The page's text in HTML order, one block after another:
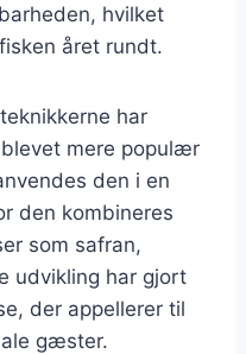
hvilket
året rundt.
har
mere populær
den i en
den kombineres
som safran,
udvikling har gjort
der appellerer til
gæster.